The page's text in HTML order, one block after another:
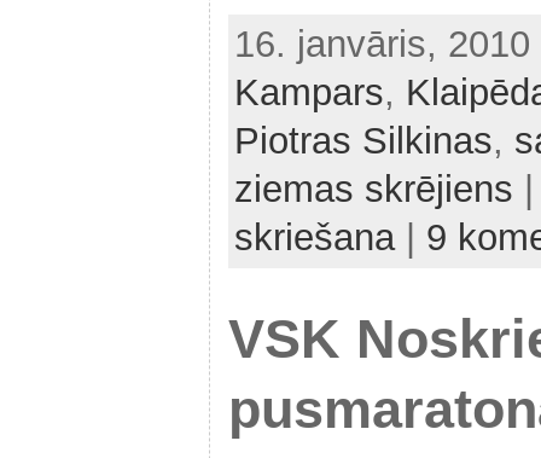
16. janvāris,
Kampars,
Piotras Silkinas,
ziemas skrējiens
skriešana| 9
VSK